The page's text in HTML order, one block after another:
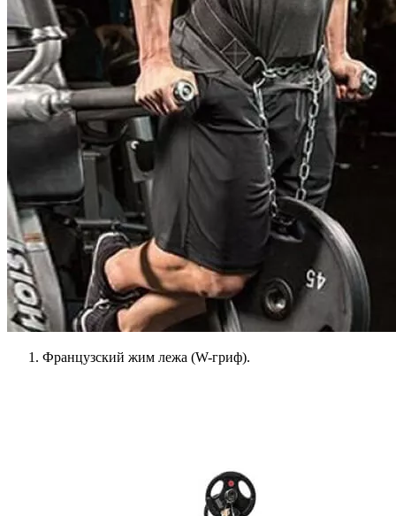
Французский жим лежа (W-гриф).